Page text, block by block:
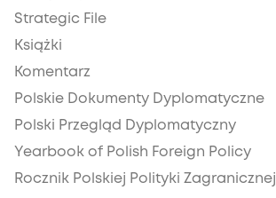
Strategic File
Książki
Komentarz
Polskie Dokumenty Dyplomatyczne
Polski Przegląd Dyplomatyczny
Yearbook of Polish Foreign Policy
Rocznik Polskiej Polityki Zagranicznej